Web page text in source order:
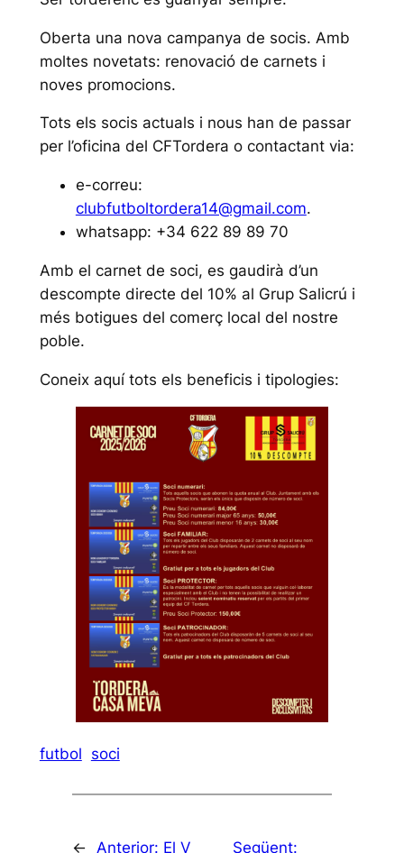
Oberta una nova campanya de socis. Amb
moltes novetats: renovació de carnets i
noves promocions.
Tots els socis actuals i nous han de passar
per l’oficina del CFTordera o contactant via:
e-correu:
clubfutboltordera14@gmail.com.
whatsapp: +34 622 89 89 70
Amb el carnet de soci, es gaudirà d’un
descompte directe del 10% al Grup Salicrú i
més botigues del comerç local del nostre
poble.
Coneix aquí tots els beneficis i tipologies:
futbol soci
← Anterior: El V Següent: